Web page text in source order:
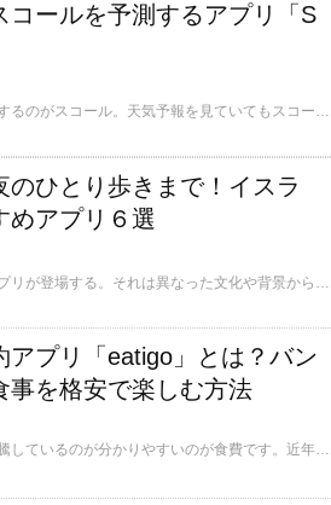
コールを予測するアプリ「S
シンガポールにいると、どの季節でも遭遇するのがスコール。天気予報を見ていてもスコールは予測できませんよね。そこで、ダウンロードしておくと便利なアプリをご紹介します。
のひとり歩きまで！イスラ
めアプリ６選
イスラエルでは日本とは違ったスマホのアプリが登場する。それは異なった文化や背景からくるものであるが、どのように違うのだろうか？ここではイスラエルのローカルでよく使われているアプリを6つ紹介する。
プリ「eatigo」とは？バン
事を格安で楽しむ方法
年々物価が上がるバンコク、特に値段が高騰しているのが分かりやすいのが食費です。近年おしゃれなレストランやカフェが次々にオープンし、場所によっては日本で食べるのとあまり値段が変わらなくなってきました。そこで今回は、食べ歩きが趣味の筆者が、アプリを使ってバンコク周辺のレストランやカフェで外食を格安で楽しむ方法をご紹介したいと思います。